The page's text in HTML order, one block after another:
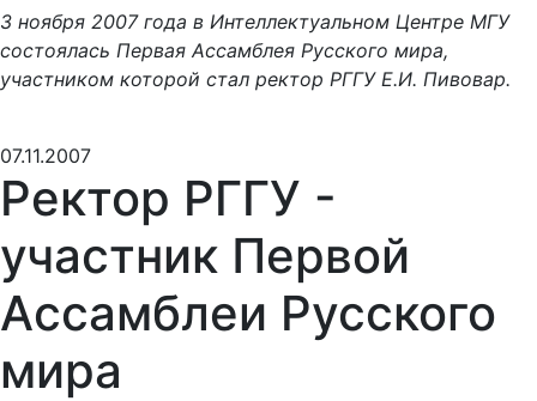
3 ноября 2007 года в Интеллектуальном Центре МГУ
состоялась Первая Ассамблея Русского мира,
участником которой стал ректор РГГУ Е.И. Пивовар.
07.11.2007
Ректор РГГУ -
участник Первой
Ассамблеи Русского
мира